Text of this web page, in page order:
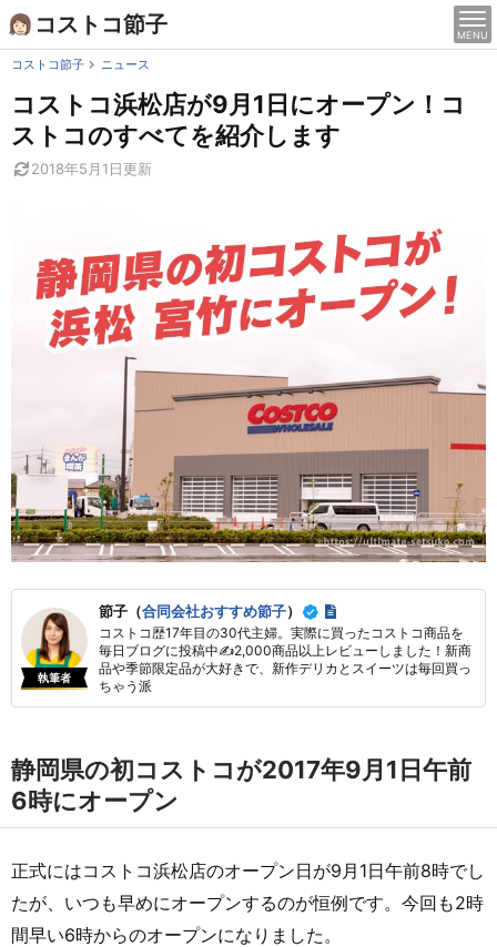
Skip
to
content
コストコ節子 MENU
コストコ節子 ニュース
コストコ浜松店が9月1日にオープン！コ
ストコのすべてを紹介します
2018年5月1日更新
執筆者
節子（合同会社おすすめ節子）
コストコ歴17年目の30代主婦。実際に買ったコストコ商品を
毎日ブログに投稿中✍2,000商品以上レビューしました！新商
品や季節限定品が大好きで、新作デリカとスイーツは毎回買っ
ちゃう派
静岡県の初コストコが2017年9月1日午前
6時にオープン
正式にはコストコ浜松店のオープン日が9月1日午前8時でし
たが、いつも早めにオープンするのが恒例です。今回も2時
間早い6時からのオープンになりました。